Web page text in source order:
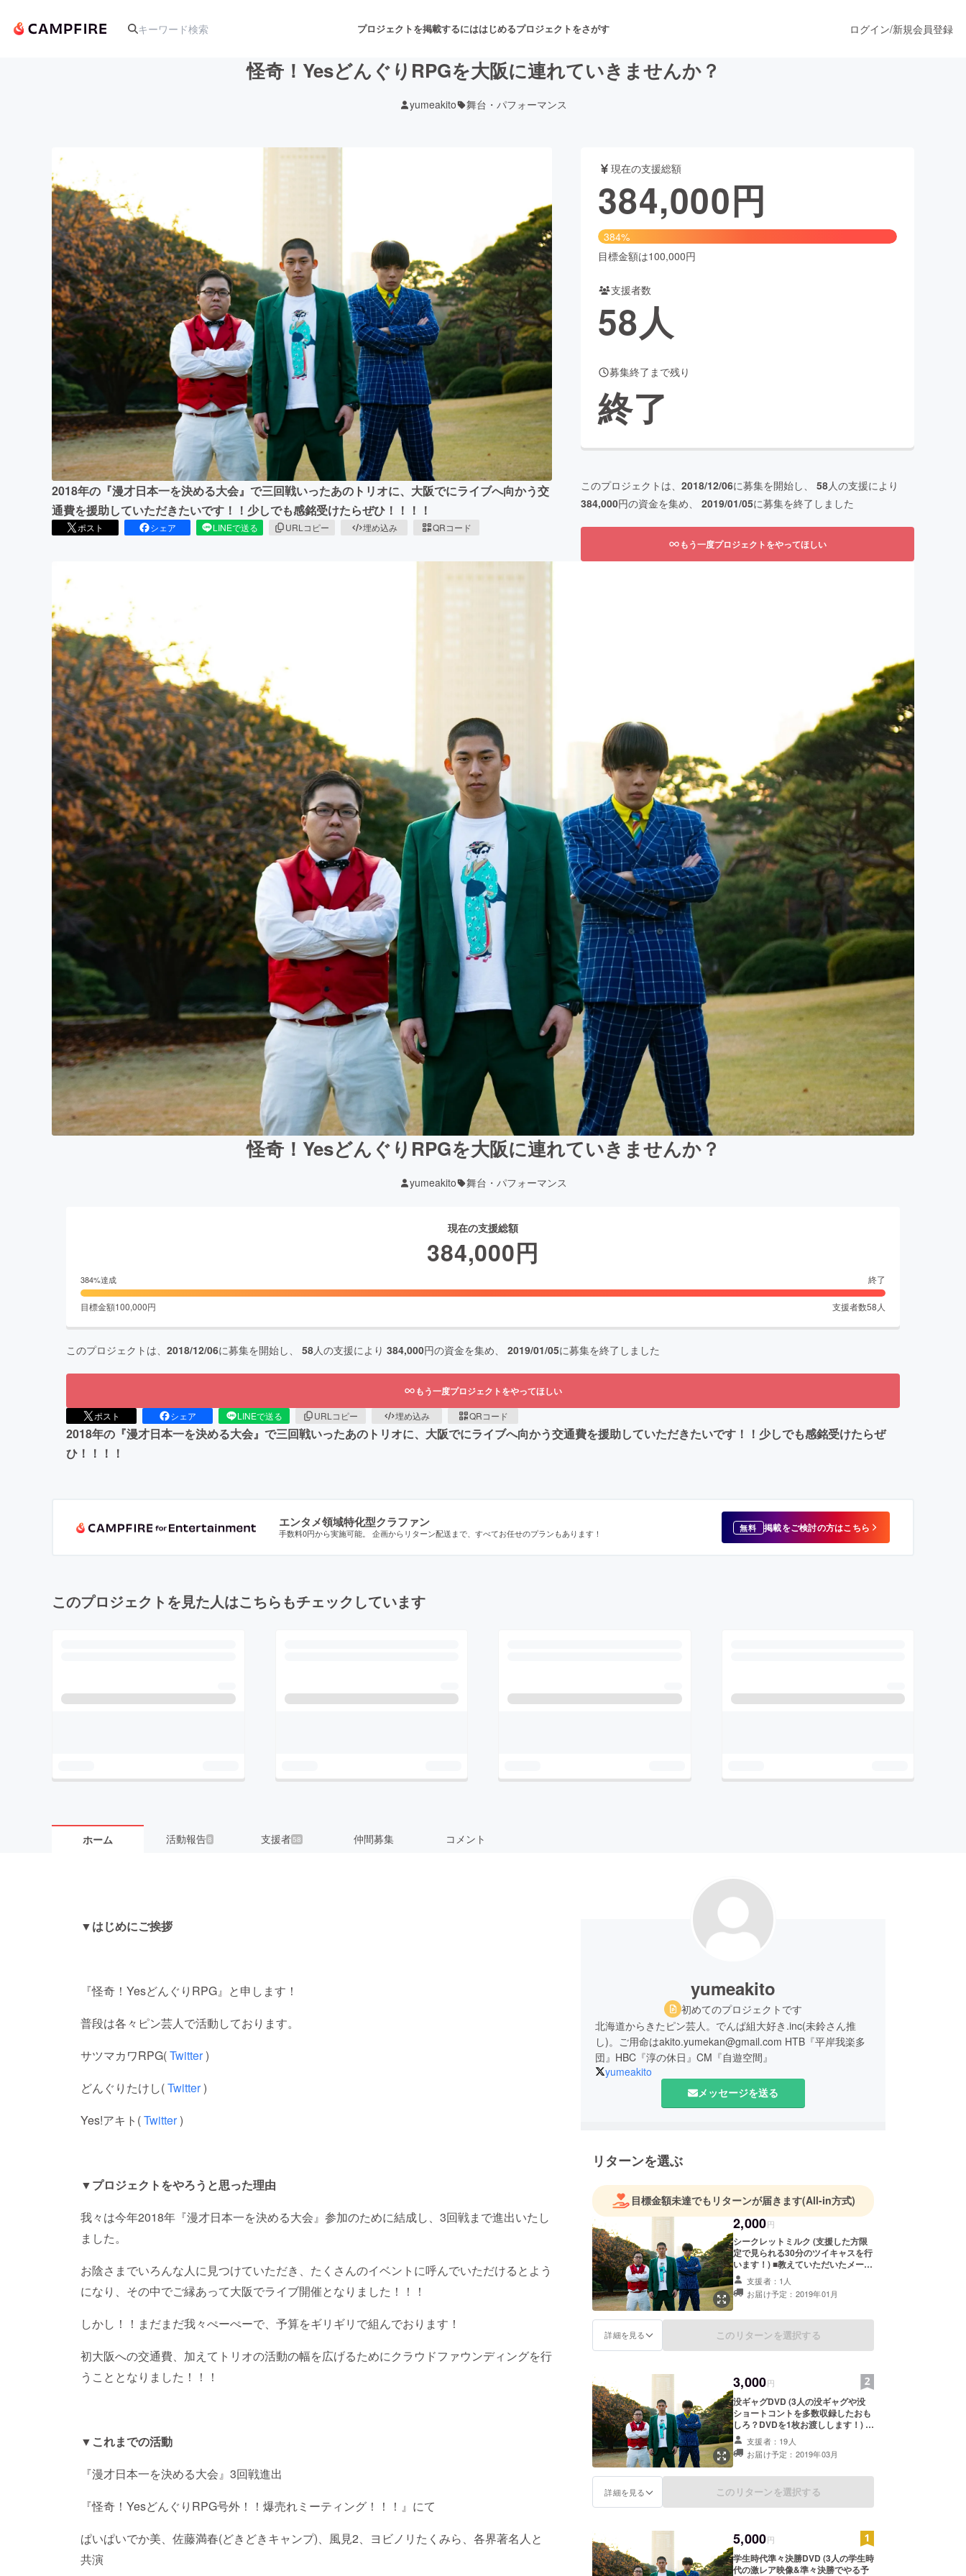
プロジェクトを掲載するにははじめるプロジェクトをさがす
舞台・パフォーマンス
テクノロジー・ガジェット フード・飲食店 ファッション
映像・映画 書籍・雑誌出版 アニメ・漫画
ビジネス・起業 チャレンジ ビューティー・ヘルスケア
まちづくり・地域活性化
CAMPFIRE for Social Good
CAMPFIRE Creation
CAMPFIREふるさと納税machi-yaコミュニティ
ログイン/新規会員登録
怪奇！YesどんぐりRPGを大阪に連れていきませんか？
yumeakito 舞台・パフォーマンス
2018年の『漫才日本一を決める大会』で三回戦いったあのトリオに、大阪でにライブへ向かう交
通費を援助していただきたいです！！少しでも感銘受けたらぜひ！！！！
ポスト シェア LINEで送る URLコピー 埋め込み QRコード
現在の支援総額
384,000円
384%
目標金額は100,000円
支援者数
58人
募集終了まで残り
終了
このプロジェクトは、 2018/12/06に募集を開始し、 58人の支援により
384,000円の資金を集め、 2019/01/05に募集を終了しました
もう一度プロジェクトをやってほしい
怪奇！YesどんぐりRPGを大阪に連れていきませんか？
yumeakito 舞台・パフォーマンス
現在の支援総額
384,000円
384%達成 終了
目標金額100,000円 支援者数58人
このプロジェクトは、 2018/12/06に募集を開始し、 58人の支援により 384,000円の資金を集め、 2019/01/05に募集を終了しました
もう一度プロジェクトをやってほしい
ポスト シェア LINEで送る URLコピー 埋め込み QRコード
2018年の『漫才日本一を決める大会』で三回戦いったあのトリオに、大阪でにライブへ向かう交通費を援助していただきたいです！！少しでも感銘受けたらぜ
ひ！！！！
エンタメ領域特化型クラファン
手数料0円から実施可能。 企画からリターン配送まで、すべてお任せのプランもあります！ 無料 掲載をご検討の方はこちら
このプロジェクトを見た人はこちらもチェックしています
ホーム 活動報告8 支援者58 仲間募集 コメント
▼はじめにご挨拶
『怪奇！YesどんぐりRPG』と申します！
普段は各々ピン芸人で活動しております。
サツマカワRPG(Twitter)
どんぐりたけし(Twitter)
Yes!アキト(Twitter)
▼プロジェクトをやろうと思った理由
我々は今年2018年『漫才日本一を決める大会』参加のために結成し、3回戦まで進出いたし
ました。
お陰さまでいろんな人に見つけていただき、たくさんのイベントに呼んでいただけるとよう
になり、その中でご縁あって大阪でライブ開催となりました！！！
しかし！！まだまだ我々ぺーぺーで、予算をギリギリで組んでおります！
初大阪への交通費、加えてトリオの活動の幅を広げるためにクラウドファウンディングを行
うこととなりました！！！
▼これまでの活動
『漫才日本一を決める大会』3回戦進出
『怪奇！YesどんぐりRPG号外！！爆売れミーティング！！！』にて
ぱいぱいでか美、佐藤満春(どきどきキャンプ)、風見2、ヨビノリたくみら、各界著名人と
共演
yumeakito
初めてのプロジェクトです
北海道からきたピン芸人。でんぱ組大好き.inc(未鈴さん推
し)。ご用命はakito.yumekan@gmail.com HTB『平岸我楽多
団』HBC『淳の休日』CM『自遊空間』
yumeakito
メッセージを送る
リターンを選ぶ
目標金額未達でもリターンが届きます(All-in方式)
2,000円
シークレットミルク (支援した方限
定で見られる30分のツイキャスを行
います！) ■教えていただいたメール
アドレスに開催日時・URLをご連絡
いたします。 ■開催時期-2019年1月
中
支援者：1人
お届け予定：2019年01月
詳細を見る このリターンを選択する
3,000円
没ギャグDVD (3人の没ギャグや没
ショートコントを多数収録したおも
しろ？DVDを1枚お渡しします！) ■
お渡し方法は『郵送』または『ライ
ブ会場での手渡し』をご選択いただ
けます。 ※『郵送』の場合はご登録
ていただき送らせていただきます。
いるライブにお越しいただき、そち
らでお渡しとさせていただきます。
手渡しするライブの3日以上前にお
支援者：19人
お届け予定：2019年03月
詳細を見る このリターンを選択する
5,000円
学生時代準々決勝DVD (3人の学生時
代の激レア映像&準々決勝でやる予